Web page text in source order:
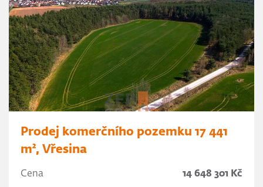
Prodej komerčního pozemku 17 441
m², Vřesina
Cena 14 648 301 Kč